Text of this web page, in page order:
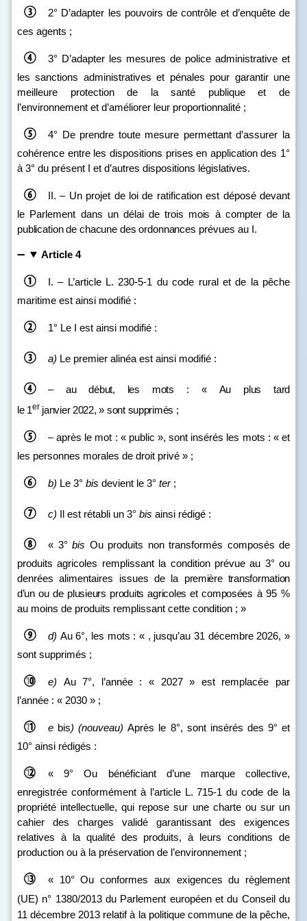
2° D’adapter les pouvoirs de contrôle et d’enquête de
ces agents ;
3° D’adapter les mesures de police administrative et
les sanctions administratives et pénales pour garantir une
meilleure protection de la santé publique et de
l’environnement et d’améliorer leur proportionnalité ;
4° De prendre toute mesure permettant d’assurer la
cohérence entre les dispositions prises en application des 1°
à 3° du présent I et d’autres dispositions législatives.
II. – Un projet de loi de ratification est déposé devant
le Parlement dans un délai de trois mois à compter de la
publication de chacune des ordonnances prévues au I.
Article 4
I. – L’article L. 230‑5‑1 du code rural et de la pêche
maritime est ainsi modifié :
1° Le I est ainsi modifié :
a) Le premier alinéa est ainsi modifié :
– au début, les mots : «
Au plus tard
le 1er janvier 2022, » sont supprimés ;
– après le mot : « public », sont insérés les mots : « et
les personnes morales de droit privé » ;
b) Le 3° bis devient le 3° ter;
c) Il est rétabli un 3° bis ainsi rédigé :
« 3° bis Ou produits non transformés composés de
produits agricoles remplissant la condition prévue au 3° ou
denrées alimentaires issues de la première transformation
d’un ou de plusieurs produits agricoles et composées à 95 %
au moins de produits remplissant cette condition ; »
d) Au 6°, les mots : « , jusqu’au 31 décembre 2026, »
sont supprimés ;
e)
Au 7°, l’année : « 2027 » est remplacée par
l’année : « 2030 » ;
e bis) (nouveau)Après le 8°, sont insérés des 9° et
10° ainsi rédigés :
« 9° Ou bénéficiant d’une marque collective,
enregistrée conformément à l’article L. 715‑1 du code de la
propriété intellectuelle, qui repose sur une charte ou sur un
cahier des charges validé garantissant des exigences
relatives à la qualité des produits, à leurs conditions de
production ou à la préservation de l’environnement ;
« 10° Ou conformes aux exigences du règlement
(UE) n° 1380/2013 du Parlement européen et du Conseil du
11 décembre 2013 relatif à la politique commune de la pêche,